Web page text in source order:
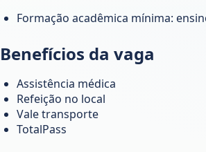
Formação acadêmica mínima:
Benefícios da vaga
Assistência médica
Refeição no local
Vale transporte
TotalPass